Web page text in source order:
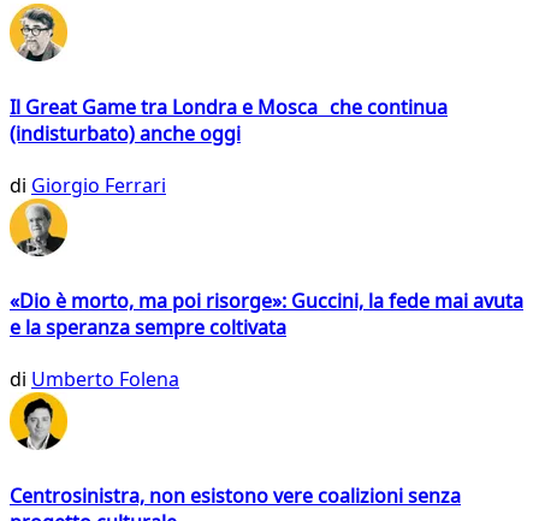
Il Great Game tra Londra e Mosca che continua
(indisturbato) anche oggi
di Giorgio Ferrari
«Dio è morto, ma poi risorge»: Guccini, la fede mai avuta
e la speranza sempre coltivata
di Umberto Folena
Centrosinistra, non esistono vere coalizioni senza